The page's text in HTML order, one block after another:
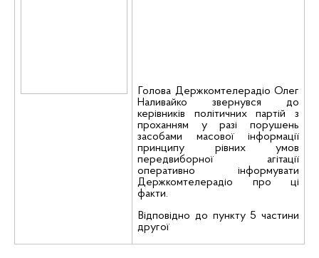
Голова Держкомтелерадіо Олег
Наливайко звернувся до
керівників політичних партій з
проханням у разі порушень
засобами масової інформації
принципу рівних умов
передвиборної агітації
оперативно інформувати
Держкомтелерадіо про ці
факти.
Відповідно до пункту 5 частини
другої